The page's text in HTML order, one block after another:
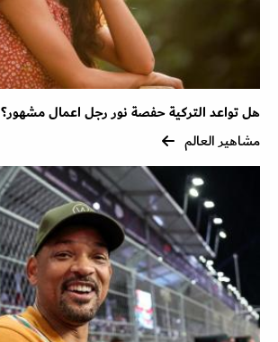
هل تواعد التركية حفصة نور رجل اعمال مشهور؟
مشاهير العالم